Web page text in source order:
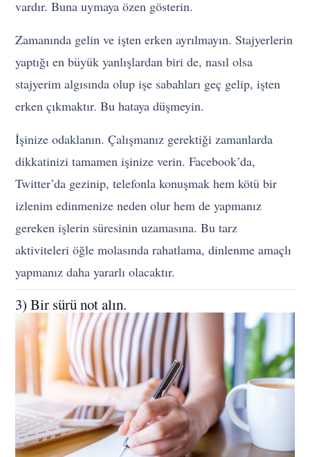
vardır. Buna uymaya özen gösterin.
Zamanında gelin ve işten erken ayrılmayın. Stajyerlerin
yaptığı en büyük yanlışlardan biri de, nasıl olsa
stajyerim algısında olup işe sabahları geç gelip, işten
erken çıkmaktır. Bu hataya düşmeyin.
İşinize odaklanın. Çalışmanız gerektiği zamanlarda
dikkatinizi tamamen işinize verin. Facebook’da,
Twitter’da gezinip, telefonla konuşmak hem kötü bir
izlenim edinmenize neden olur hem de yapmanız
gereken işlerin süresinin uzamasına. Bu tarz
aktiviteleri öğle molasında rahatlama, dinlenme amaçlı
yapmanız daha yararlı olacaktır.
3) Bir sürü not alın.